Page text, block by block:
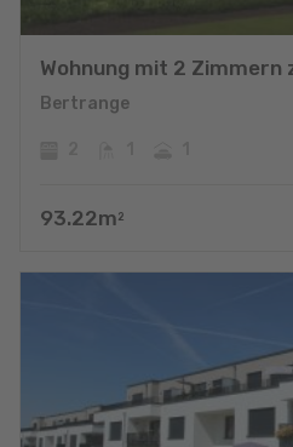
Wohnung mit 2 Zimmern
Bertrange
93.22m 2